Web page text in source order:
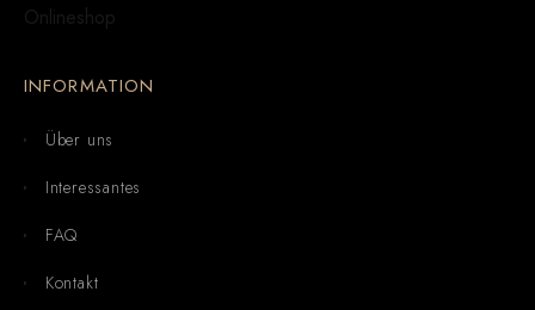
INFORMATION
Über uns
Interessantes
FAQ
Kontakt